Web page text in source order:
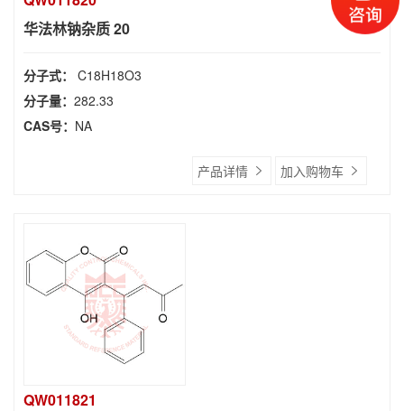
华法林钠杂质 20
分子式： C18H18O3
分子量： 282.33
CAS号： NA
产品详情 加入购物车
QW011821